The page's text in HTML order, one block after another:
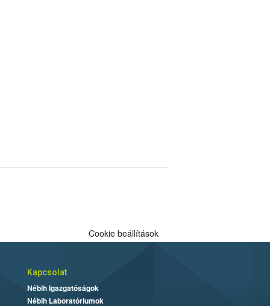
Cookie beállítások
Kapcsolat
Nébih Igazgatóságok
Nébih Laboratóriumok